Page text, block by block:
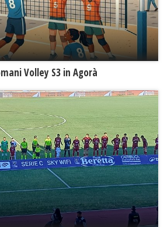
Volley S3 in Agorà